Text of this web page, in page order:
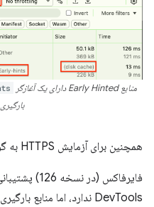
منابع Early Hinted دارای یک آغازگر
همچنین برای آزمایش HTTPS به گواهی قابل اعتماد نیاز دارد.